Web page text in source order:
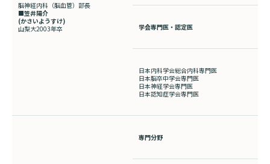
脳神経内科（脳血管）部長
■笠井陽介
(かさいようすけ)
山梨大2003年卒 学会専門医・認定医
日本内科学会総合内科専門医
日本脳卒中学会専門医
日本神経学会専門医
日本認知症学会専門医
専門分野